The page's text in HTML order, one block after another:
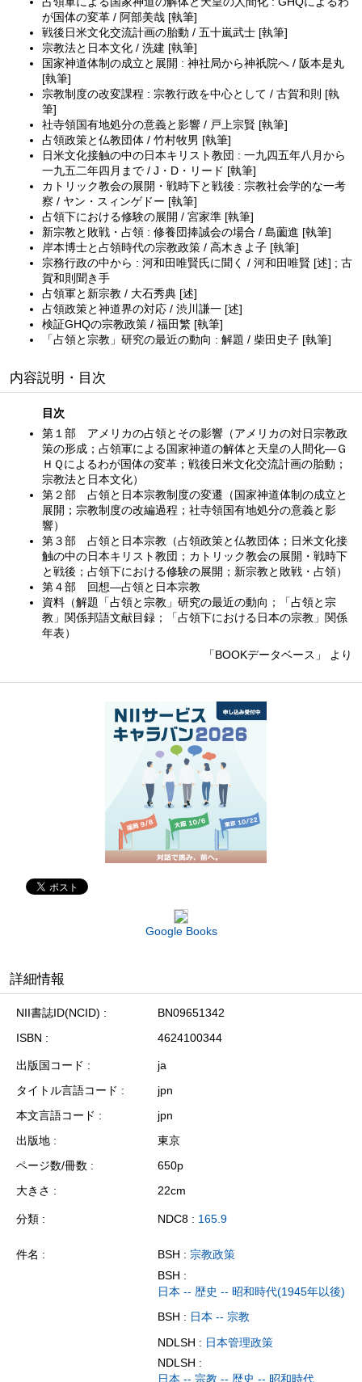
が国体の変革 / 阿部美哉 [執筆]
戦後日米文化交流計画の胎動 / 五十嵐武士 [執筆]
宗教法と日本文化 / 洗建 [執筆]
国家神道体制の成立と展開 : 神社局から神祇院へ / 阪本是丸
[執筆]
宗教制度の改変課程 : 宗教行政を中心として / 古賀和則 [執
筆]
社寺領国有地処分の意義と影響 / 戸上宗賢 [執筆]
占領政策と仏教団体 / 竹村牧男 [執筆]
日米文化接触の中の日本キリスト教団 : 一九四五年八月から
一九五二年四月まで / J・D・リード [執筆]
カトリック教会の展開・戦時下と戦後 : 宗教社会学的な一考
察 / ヤン・スィンゲドー [執筆]
占領下における修験の展開 / 宮家準 [執筆]
新宗教と敗戦・占領 : 修養団捧誠会の場合 / 島薗進 [執筆]
岸本博士と占領時代の宗教政策 / 高木きよ子 [執筆]
宗務行政の中から : 河和田唯賢氏に聞く / 河和田唯賢 [述] ; 古
賀和則聞き手
占領軍と新宗教 / 大石秀典 [述]
占領政策と神道界の対応 / 渋川謙一 [述]
検証GHQの宗教政策 / 福田繁 [執筆]
「占領と宗教」研究の最近の動向 : 解題 / 柴田史子 [執筆]
内容説明・目次
目次
第１部 アメリカの占領とその影響（アメリカの対日宗教政
策の形成；占領軍による国家神道の解体と天皇の人間化—Ｇ
ＨＱによるわが国体の変革；戦後日米文化交流計画の胎動；
宗教法と日本文化）
第２部 占領と日本宗教制度の変遷（国家神道体制の成立と
展開；宗教制度の改編過程；社寺領国有地処分の意義と影
響）
第３部 占領と日本宗教（占領政策と仏教団体；日米文化接
触の中の日本キリスト教団；カトリック教会の展開・戦時下
と戦後；占領下における修験の展開；新宗教と敗戦・占領）
第４部 回想—占領と日本宗教
資料（解題「占領と宗教」研究の最近の動向；「占領と宗
教」関係邦語文献目録；「占領下における日本の宗教」関係
年表）
「BOOKデータベース」 より
Google Books
詳細情報
NII書誌ID(NCID)
BN09651342
ISBN
4624100344
出版国コード
ja
タイトル言語コード
jpn
本文言語コード
jpn
出版地
東京
ページ数/冊数
650p
大きさ
22cm
分類 NDC8 : 165.9
件名 BSH : 宗教政策
BSH :
日本 -- 歴史 -- 昭和時代(1945年以後)
BSH : 日本 -- 宗教
NDLSH : 日本管理政策
NDLSH :
日本 -- 宗教 -- 歴史 -- 昭和時代